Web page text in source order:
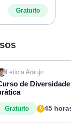
Gratuito
Leticia Araujo
de
45
Gratuito